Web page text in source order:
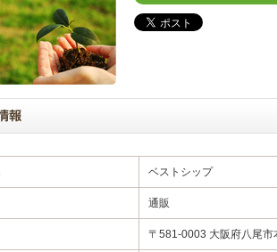
ベストシップ
通販
〒581-0003 大阪府八尾